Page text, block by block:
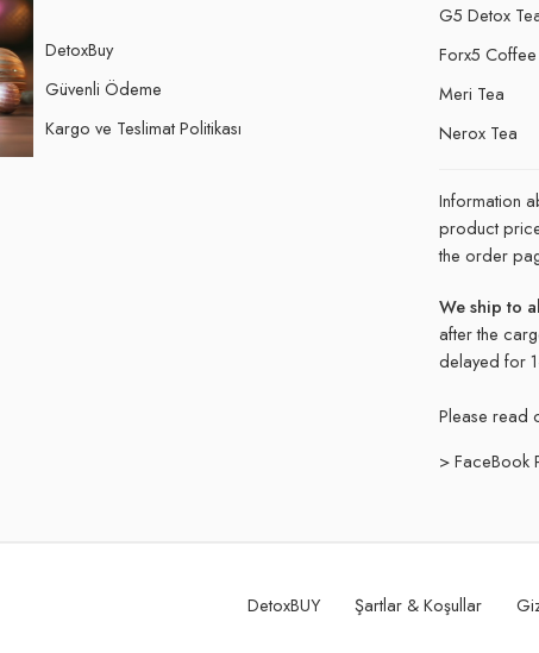
DetoxBuy
Güvenli Ödeme
Kargo ve Teslimat Politikası
G5 Detox
Forx5 Coffee
Meri Tea
Nerox Tea
Information
product
the order
We ship to
after the
delayed for
Please read
> FaceBook
DetoxBUY Şartlar & Koşullar